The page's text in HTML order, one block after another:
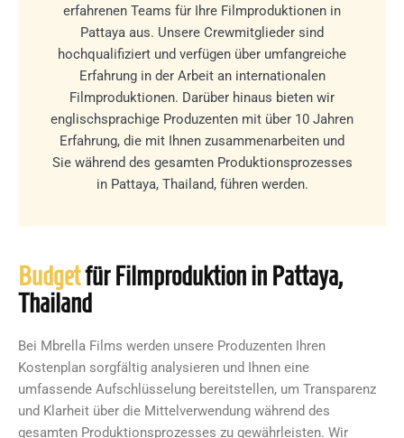
erfahrenen Teams für Ihre Filmproduktionen in
Pattaya aus. Unsere Crewmitglieder sind
hochqualifiziert und verfügen über umfangreiche
Erfahrung in der Arbeit an internationalen
Filmproduktionen. Darüber hinaus bieten wir
englischsprachige Produzenten mit über 10 Jahren
Erfahrung, die mit Ihnen zusammenarbeiten und
Sie während des gesamten Produktionsprozesses
in Pattaya, Thailand, führen werden.
Budgetfür Filmproduktion in Pattaya,
Thailand
Bei Mbrella Films werden unsere Produzenten Ihren
Kostenplan sorgfältig analysieren und Ihnen eine
umfassende Aufschlüsselung bereitstellen, um Transparenz
und Klarheit über die Mittelverwendung während des
gesamten Produktionsprozesses zu gewährleisten. Wir